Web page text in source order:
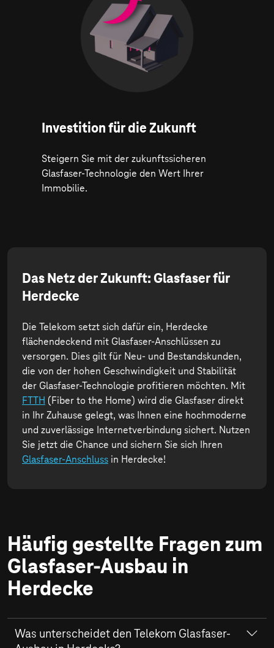
Investition für die Zukunft
Steigern Sie mit der zukunftssicheren
Glasfaser-Technologie den Wert Ihrer
Immobilie.
Das Netz der Zukunft: Glasfaser für
Herdecke
Die Telekom setzt sich dafür ein, Herdecke
flächendeckend mit Glasfaser-Anschlüssen zu
versorgen. Dies gilt für Neu- und Bestandskunden,
die von der hohen Geschwindigkeit und Stabilität
der Glasfaser-Technologie profitieren möchten. Mit
FTTH (Fiber to the Home) wird die Glasfaser direkt
in Ihr Zuhause gelegt, was Ihnen eine hochmoderne
und zuverlässige Internetverbindung sichert. Nutzen
Sie jetzt die Chance und sichern Sie sich Ihren
Glasfaser-Anschluss in Herdecke!
Häufig gestellte Fragen zum
Glasfaser-Ausbau in
Herdecke
Was unterscheidet den Telekom Glasfaser-